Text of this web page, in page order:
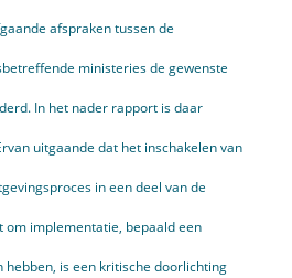
afspraken tussen de
ministeries de gewenste
In het nader rapport is daar
uitgaande dat het inschakelen van
in een deel van de
om implementatie, bepaald een
hebben, is een kritische doorlichting